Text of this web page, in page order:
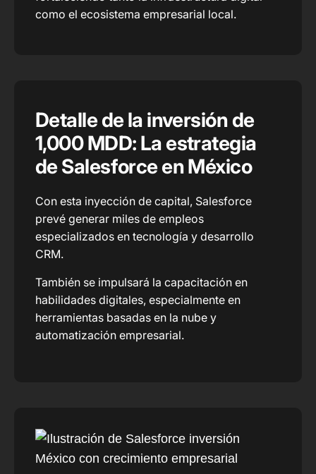
como el ecosistema empresarial local.
Detalle de la inversión de
1,000 MDD: La estrategia
de Salesforce en México
Con esta inyección de capital, Salesforce
prevé generar miles de empleos
especializados en tecnología y desarrollo
CRM.
También se impulsará la capacitación en
habilidades digitales, especialmente en
herramientas basadas en la nube y
automatización empresarial.